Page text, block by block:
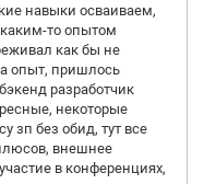
навыки осваиваем,
то опытом
как бы не
опыт, пришлось
разработчик
некоторые
зп без обид, тут все
внешнее
в конференциях,